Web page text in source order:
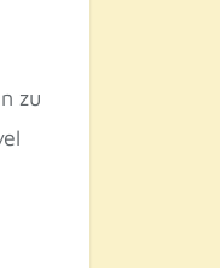
zu